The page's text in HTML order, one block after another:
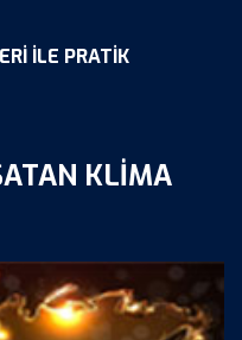
ILE PRATIK
KLIMA